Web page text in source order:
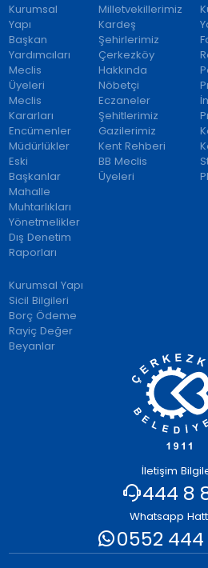
Kurumsal
Yapı
Başkan
Yardımcıları
Meclis
Üyeleri
Meclis
Kararları
Encümenler
Müdürlükler
Eski
Başkanlar
Mahalle
Muhtarlıkları
Yönetmelikler
Dış Denetim
Raporları
Milletvekillerimiz
Kardeş
Şehirlerimiz
Çerkezköy
Hakkında
Nöbetçi
Eczaneler
Şehitlerimiz
Gazilerimiz
Kent Rehberi
BB Meclis
Üyeleri
Kurumsal Yapı
Sicil Bilgileri
Borç Ödeme
Rayiç Değer
Beyanlar
İletişim
444 8
Whatsapp
0552